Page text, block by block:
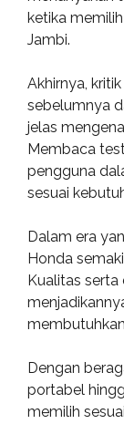
ketika
Jambi.
Akhirnya,
sebelumnya
jelas
Membaca
pengguna
sesuai
Dalam era
Honda
Kualitas
Dengan
portabel
memilih